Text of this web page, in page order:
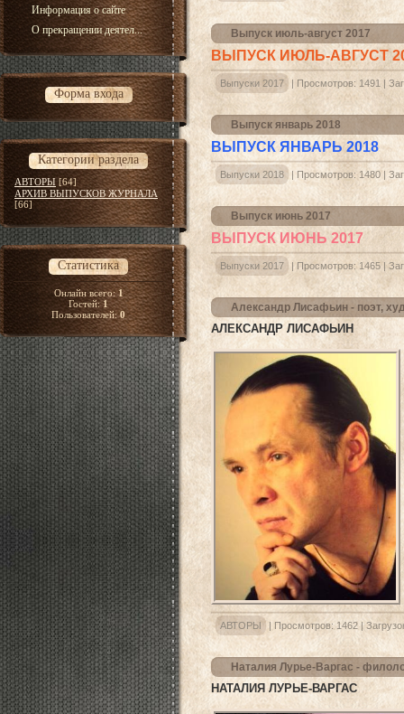
Информация о сайте
О прекращении деятел...
Форма входа
Категории раздела
АВТОРЫ [64]
АРХИВ ВЫПУСКОВ ЖУРНАЛА
[66]
Статистика
Онлайн всего:1
Гостей:1
Пользователей:0
Выпуск июль-август 2017
ВЫПУСК ИЮЛЬ-АВГУСТ
Выпуски 2017 | Просмотров: 1491 |
Выпуск январь 2018
ВЫПУСК ЯНВАРЬ 2018
Выпуски 2018 | Просмотров: 1480 |
Выпуск июнь 2017
ВЫПУСК ИЮНЬ 2017
Выпуски 2017 | Просмотров: 1465|
Александр Лисафьин - поэт,
АЛЕКСАНДР ЛИСАФЬИН
АВТОРЫ | Просмотров: 1462 |
Наталия Лурье-Варгас -
НАТАЛИЯ ЛУРЬЕ-ВАРГАС